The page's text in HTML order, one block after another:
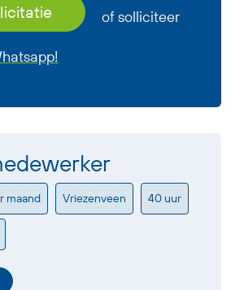
of solliciteer
maand Vriezenveen 40 uur